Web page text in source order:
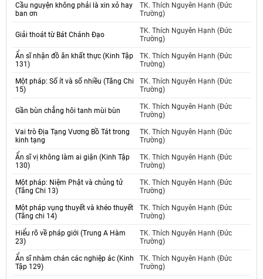
Cầu nguyện không phải là xin xỏ hay
ban ơn
TK. Thích Nguyên Hạnh (Đức
Trường)
Giải thoát từ Bát Chánh Đạo
TK. Thích Nguyên Hạnh (Đức
Trường)
Ẩn sĩ nhận đồ ăn khất thực (Kinh Tập
131)
TK. Thích Nguyên Hạnh (Đức
Trường)
Một pháp: Số ít và số nhiều (Tăng Chi
15)
TK. Thích Nguyên Hạnh (Đức
Trường)
Gần bùn chẳng hôi tanh mùi bùn
TK. Thích Nguyên Hạnh (Đức
Trường)
Vai trò Địa Tạng Vương Bồ Tát trong
kinh tạng
TK. Thích Nguyên Hạnh (Đức
Trường)
Ẩn sĩ vị không làm ai giận (Kinh Tập
130)
TK. Thích Nguyên Hạnh (Đức
Trường)
Một pháp: Niệm Phật và chủng tử
(Tăng Chi 13)
TK. Thích Nguyên Hạnh (Đức
Trường)
Một pháp vụng thuyết và khéo thuyết
(Tăng chi 14)
TK. Thích Nguyên Hạnh (Đức
Trường)
Hiểu rõ về pháp giới (Trung A Hàm
23)
TK. Thích Nguyên Hạnh (Đức
Trường)
Ẩn sĩ nhàm chán các nghiệp ác (Kinh
Tập 129)
TK. Thích Nguyên Hạnh (Đức
Trường)